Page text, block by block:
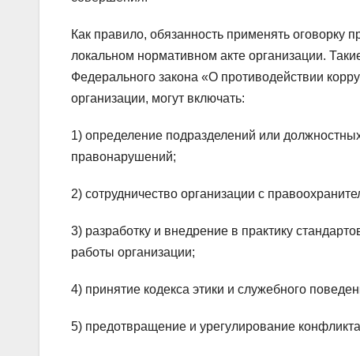
Как правило, обязанность применять оговорку
локальном нормативном акте организации.
Федерального закона «О противодействии
организации, могут включать:
1) определение подразделений или
правонарушений;
2) сотрудничество организации с
3) разработку и внедрение в практику
работы организации;
4) принятие кодекса этики и служебного
5) предотвращение и урегулирование